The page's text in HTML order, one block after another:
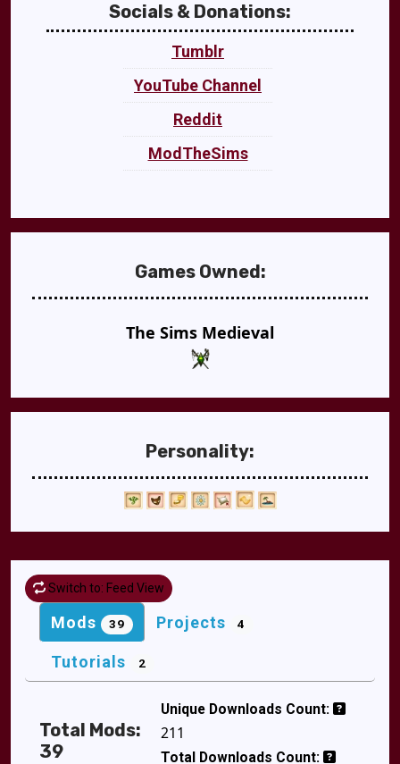
Socials & Donations:
Tumblr
YouTube Channel
Reddit
ModTheSims
Games Owned:
The Sims Medieval
Personality:
Switch to: Feed View
Mods 39 Projects 4
Tutorials 2
Total Mods:
39
Unique Downloads Count:
211
Total Downloads Count: